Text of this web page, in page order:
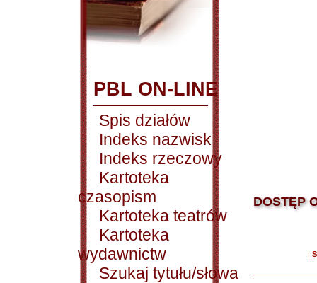
PBL ON-LINE
Spis działów
Indeks nazwisk
Indeks rzeczowy
Kartoteka
czasopism
Kartoteka teatrów
Kartoteka
wydawnictw
Szukaj tytułu/słowa
DOSTĘP
|